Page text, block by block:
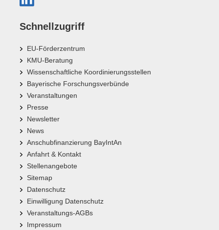
Schnellzugriff
EU-Förderzentrum
KMU-Beratung
Wissenschaftliche Koordinierungsstellen
Bayerische Forschungsverbünde
Veranstaltungen
Presse
Newsletter
News
Anschubfinanzierung BayIntAn
Anfahrt & Kontakt
Stellenangebote
Sitemap
Datenschutz
Einwilligung Datenschutz
Veranstaltungs-AGBs
Impressum